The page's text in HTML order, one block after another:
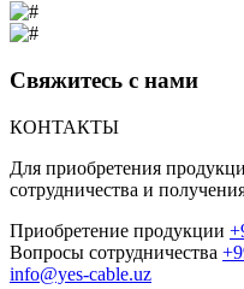
Свяжитесь с нами
КОНТАКТЫ
Для приобретения
сотрудничества и
Приобретение продукции
Вопросы сотрудничества
info@yes-cable.uz